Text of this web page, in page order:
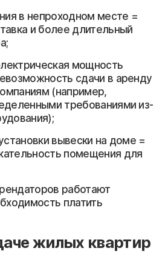
в непроходном месте =
и более длительный
мощность
сдачи в аренду
(например,
требованиями из-
вывески на доме =
помещения для
работают
платить
жилых квартир